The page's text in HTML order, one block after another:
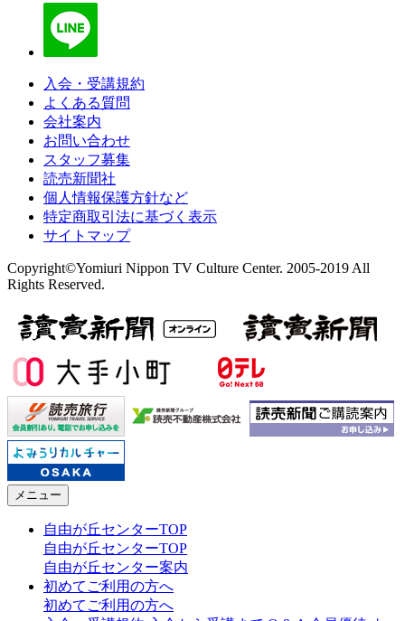
入会・受講規約
よくある質問
会社案内
お問い合わせ
スタッフ募集
読売新聞社
個人情報保護方針など
特定商取引法に基づく表示
サイトマップ
Copyright©Yomiuri Nippon TV Culture Center. 2005-2019 All
Rights Reserved.
メニュー
自由が丘センターTOP
自由が丘センターTOP
自由が丘センター案内
初めてご利用の方へ
初めてご利用の方へ